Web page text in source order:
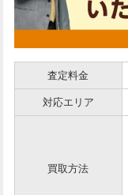
査定料金
対応エリア
買取方法